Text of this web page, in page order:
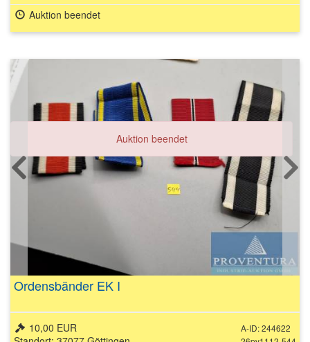
Auktion beendet
Auktion beendet
Ordensbänder EK I
A-ID: 244622
10,00 EUR